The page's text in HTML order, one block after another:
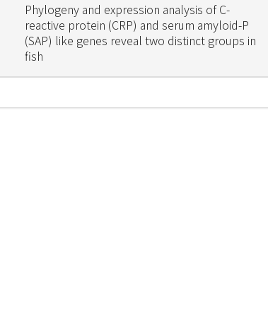
Phylogeny and expression analysis of C-
reactive protein (CRP) and serum amyloid-P
(SAP) like genes reveal two distinct groups in
fish